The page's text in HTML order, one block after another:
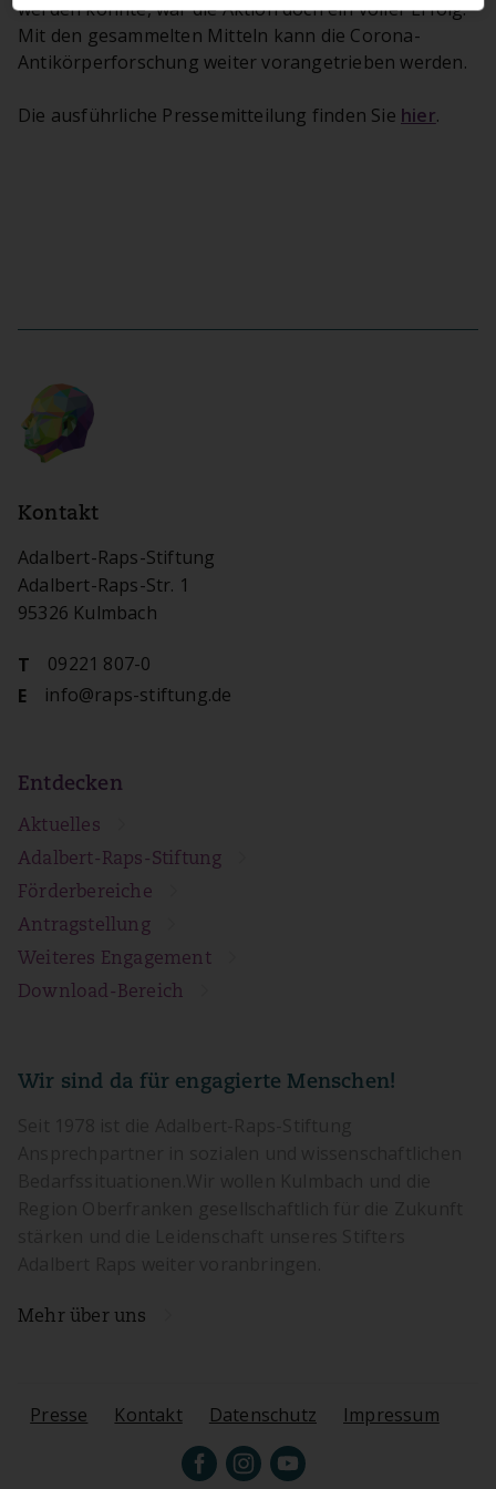
werden konnte, war die Aktion doch ein voller Erfolg:
Mit den gesammelten Mitteln kann die Corona-
Antikörperforschung weiter vorangetrieben werden.
Die ausführliche Pressemitteilung finden Sie hier.
Kontakt
Adalbert-Raps-Stiftung
Adalbert-Raps-Str. 1
95326 Kulmbach
T
09221 807-0
E
info@raps-stiftung.de
Entdecken
Aktuelles
Adalbert-Raps-Stiftung
Förderbereiche
Antragstellung
Weiteres Engagement
Download-Bereich
Wir sind da für engagierte Menschen!
Mehr über uns
Presse Kontakt Datenschutz Impressum